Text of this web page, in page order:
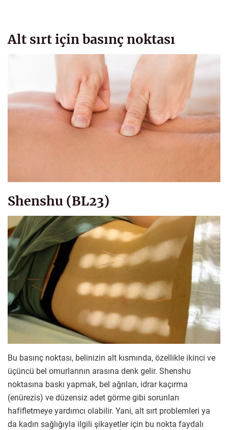
Alt sırt için basınç noktası
Shenshu (BL23)
Bu basınç noktası, belinizin alt kısmında, özellikle ikinci ve
üçüncü bel omurlarının arasına denk gelir. Shenshu
noktasına baskı yapmak, bel ağrıları, idrar kaçırma
(enürezis) ve düzensiz adet görme gibi sorunları
hafifletmeye yardımcı olabilir. Yani, alt sırt problemleri ya
da kadın sağlığıyla ilgili şikayetler için bu nokta faydalı